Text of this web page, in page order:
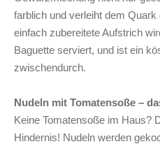
farblich und verleiht dem
einfach zubereitete Aufstrich
Baguette serviert, und ist ein
zwischendurch.
Nudeln mit Tomatensoße –
Keine Tomatensoße im Haus?
Hindernis! Nudeln werden